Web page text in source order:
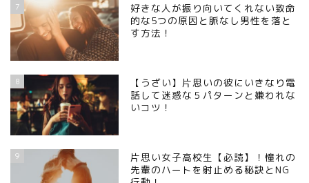
7
好きな人が振り向いてくれない致命
的な5つの原因と脈なし男性を落と
す方法！
8
【うざい】片思いの彼にいきなり電
話して迷惑な５パターンと嫌われな
いコツ！
9
片思い女子高校生【必読】！憧れの
先輩のハートを射止める秘訣とNG